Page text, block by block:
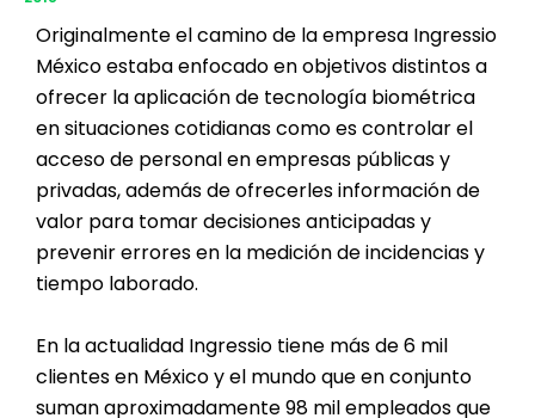
Originalmente el camino de la empresa Ingressio
México estaba enfocado en objetivos distintos a
ofrecer la aplicación de tecnología biométrica
en situaciones cotidianas como es controlar el
acceso de personal en empresas públicas y
privadas, además de ofrecerles información de
valor para tomar decisiones anticipadas y
prevenir errores en la medición de incidencias y
tiempo laborado.
En la actualidad Ingressio tiene más de 6 mil
clientes en México y el mundo que en conjunto
suman aproximadamente 98 mil empleados que